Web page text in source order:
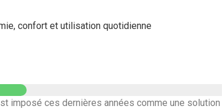
confort et utilisation quotidienne
stratégie de prévention du mal de dos
imposé ces dernières années comme une solution